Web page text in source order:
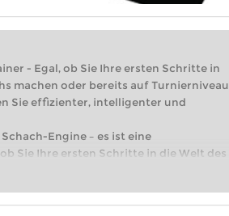
- Egal, ob Sie Ihre ersten Schritte in
machen oder bereits auf Turnierniveau
Sie effizienter, intelligenter und
Engine – es ist eine
Sie Ihre ersten Schritte in die Welt des
bereits auf Turnierniveau spielen: Mit